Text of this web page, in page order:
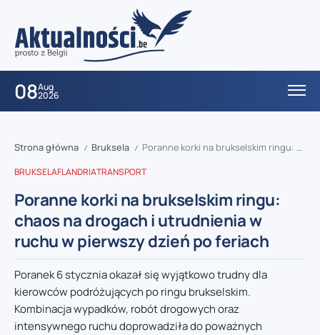
08Aug
2026
Strona główna / Bruksela / Poranne korki na brukselskim ringu: chaos na drogach i utrudnienia w ruchu w pierwszy dzień po feriach
BRUKSELAFLANDRIATRANSPORT
Poranne korki na brukselskim ringu:
chaos na drogach i utrudnienia w
ruchu w pierwszy dzień po feriach
Poranek 6 stycznia okazał się wyjątkowo trudny dla
kierowców podróżujących po ringu brukselskim.
Kombinacja wypadków, robót drogowych oraz
intensywnego ruchu doprowadziła do poważnych